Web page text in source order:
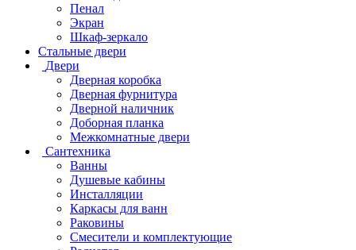
Пенал
Экран
Шкаф-зеркало
Стальные двери
Двери
Дверная коробка
Дверная фурнитура
Дверной наличник
Доборная планка
Межкомнатные двери
Сантехника
Ванны
Душевые кабины
Инсталляции
Каркасы для ванн
Раковины
Смесители и комплектующие